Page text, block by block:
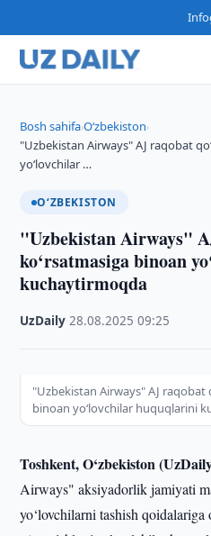
Bosh sahifa›O‘zbekiston›
"Uzbekistan Airways" AJ raqobat
yo‘lovchilar …
O‘ZBEKISTON
"Uzbekistan Airways"
ko‘rsatmasiga binoan
kuchaytirmoqda
UzDaily ·28.08.2025 ·09:25
"Uzbekistan Airways" AJ raqobat
binoan yo‘lovchilar huquqlarini
Toshkent, O‘zbekiston
Airways" aksiyadorlik jamiyati
yo‘lovchilarni tashish